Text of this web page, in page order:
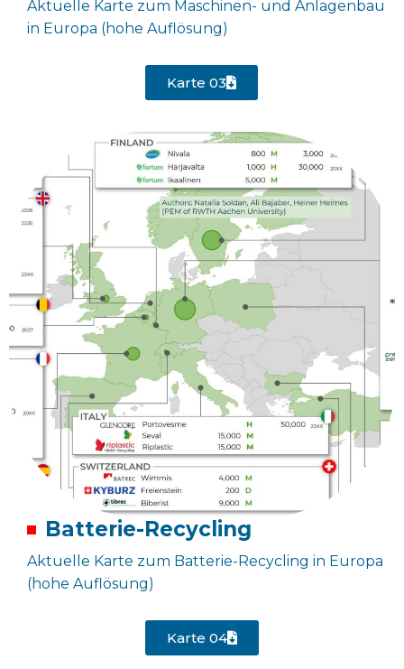
Aktuelle Karte zum Maschinen- und Anlagenbau
in Europa (hohe Auflösung)
Karte 03
Batterie-Recycling
Aktuelle Karte zum Batterie-Recycling in Europa
(hohe Auflösung)
Karte 04